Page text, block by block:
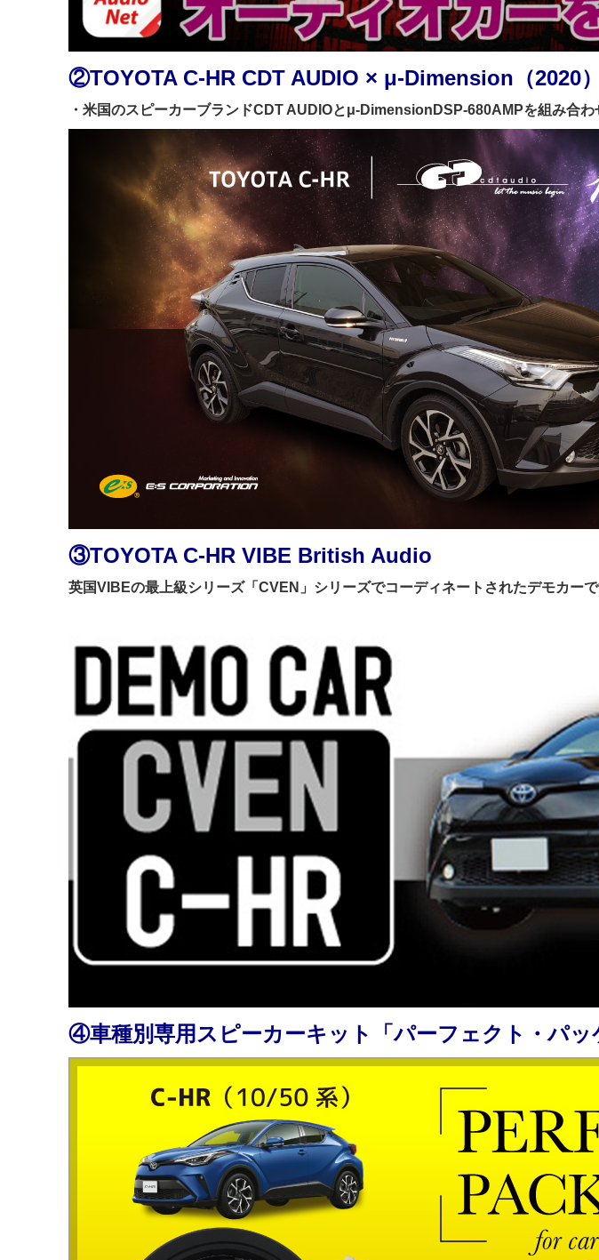
②TOYOTA C-HR CDT AUDIO × μ-Dimension（2020）
・米国のスピーカーブランドCDT AUDIOとμ-DimensionDSP-680AMPを組み合わ
③TOYOTA C-HR VIBE British Audio
英国VIBEの最上級シリーズ「CVEN」シリーズでコーディネートされたデモカーで
④車種別専用スピーカーキット「パーフェクト・パッ